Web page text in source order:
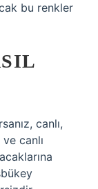
bu renkler
canlı,
canlı